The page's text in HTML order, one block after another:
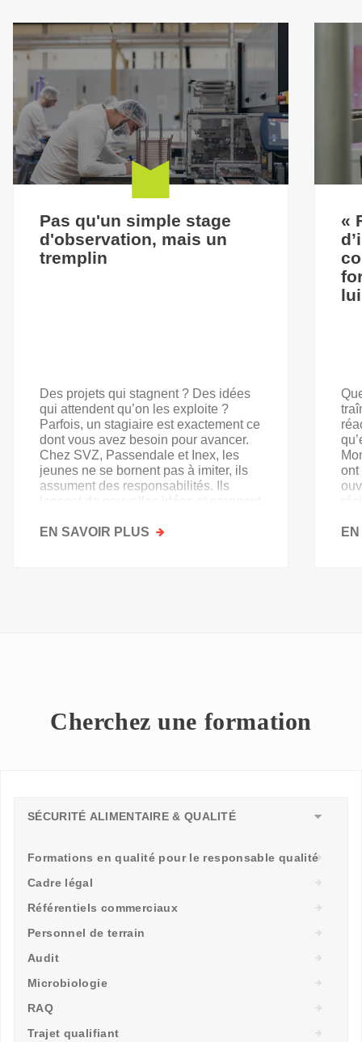
Pas qu'un simple stage
d'observation, mais un
tremplin
Des projets qui stagnent ? Des idées
qui attendent qu’on les exploite ?
Parfois, un stagiaire est exactement ce
dont vous avez besoin pour avancer.
Chez SVZ, Passendale et Inex, les
jeunes ne se bornent pas à imiter, ils
assument des responsabilités. Ils
lancent de nouvelles idées et prennent
EN SAVOIR PLUS SUR
«
ont
Cherchez une formation
SÉCURITÉ ALIMENTAIRE & QUALITÉ
Formations en qualité pour le responsable qualité
Cadre légal
Référentiels commerciaux
Personnel de terrain
Audit
Microbiologie
RAQ
Trajet qualifiant